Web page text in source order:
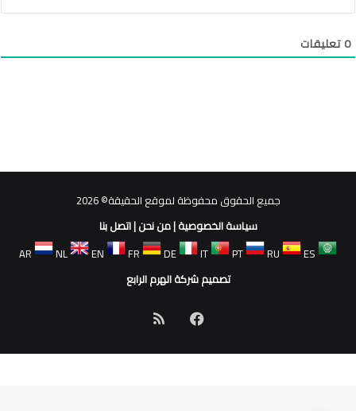
0تعليقات
جميع الحقوق محفوظة لموقع الحقيقة© 2026
سياسة الخصوصية|من نحن|اتصل بنا
AR
NL EN FR DE IT PT RU
ES
تصميم شركة الهرم الرابع
فيسبوكملخص
الموقع